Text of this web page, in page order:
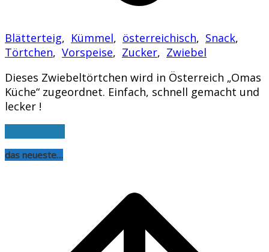
Blätterteig, Kümmel, österreichisch, Snack,
Törtchen, Vorspeise, Zucker, Zwiebel
Dieses Zwiebeltörtchen wird in Österreich „Omas
Küche“ zugeordnet. Einfach, schnell gemacht und
lecker !
das neueste…